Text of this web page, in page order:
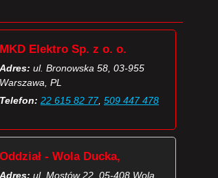
MKD Elektro Sp. z o. o.
Adres: ul. Bronowska 58, 03-955
Warszawa, PL
Telefon: 22 615 82 77, 509 447 478
Oddział - Wola Ducka,
Adres: ul. Mostów 22, 05-408 Wola